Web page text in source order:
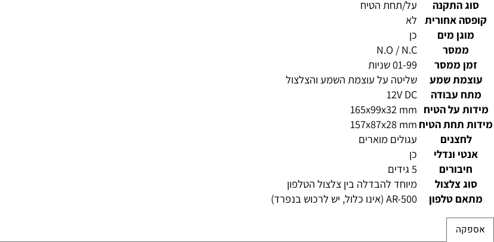
פנל
מתכתי
על/תחת הטיח
אחורית לא
מים
כן
N.O / N.C
ממסר
01-99 שניות
שמע
שליטה על עוצמת השמע והצלצול
12V DC
על הטיח 165x99x32 mm
הטיח157x87x28 mm
עגולים מוארים
ונדלי
כן
5 גידים
מיוחד להבדלה בין צלצול הטלפון
טלפון